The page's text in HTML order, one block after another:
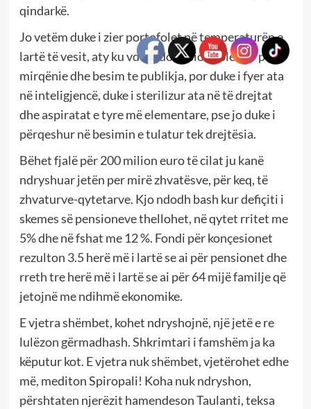
qindarkë.
Jo vetëm duke i zier portofolet në temperaturën e
lartë të vesit, aty ku vdes çdo pasion kolektiv për
mirqënie dhe besim te publikja, por duke i fyer ata
në inteligjencë, duke i sterilizur ata në të drejtat
dhe aspiratat e tyre më elementare, pse jo duke i
përqeshur në besimin e tulatur tek drejtësia.
Bëhet fjalë për 200 milion euro të cilat ju kanë
ndryshuar jetën per mirë zhvatësve, për keq, të
zhvaturve-qytetarve. Kjo ndodh bash kur defiçiti i
skemes së pensioneve thellohet, në qytet rritet me
5% dhe në fshat me 12 %. Fondi për konçesionet
rezulton 3.5 herë më i lartë se ai për pensionet dhe
rreth tre herë më i lartë se ai për 64 mijë familje që
jetojnë me ndihmë ekonomike.
E vjetra shëmbet, kohet ndryshojnë, një jetë e re
lulëzon gërmadhash. Shkrimtari i famshëm ja ka
këputur kot. E vjetra nuk shëmbet, vjetërohet edhe
më, mediton Spiropali! Koha nuk ndryshon,
përshtaten njerëzit hamendeson Taulanti, teksa